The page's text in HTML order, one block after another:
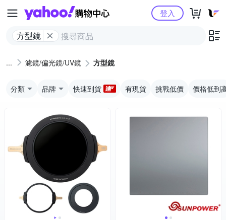
Yahoo購物中心
方型鏡
登入
濾鏡/偏光鏡/UV鏡 方型鏡
分類 品牌 快速到貨 有現貨 挑戰低價 價格低到